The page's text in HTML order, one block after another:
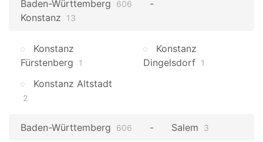
Baden-Württemberg 606
Konstanz 13
Konstanz
Fürstenberg
1
Konstanz
Dingelsdorf 1
Konstanz Altstadt
2
Baden-Württemberg 606 Salem 3